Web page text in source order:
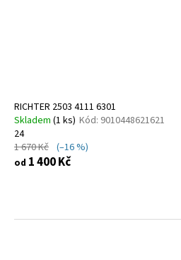
RICHTER 2503 4111 6301
Skladem (1 ks) Kód: 9010448621621
24
1 670 Kč (–16 %)
od 1 400 Kč